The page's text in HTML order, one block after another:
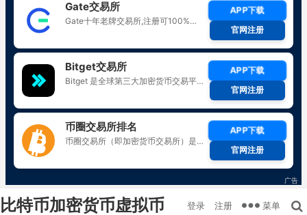
比特币加密货币虚拟币 登录 注册 菜单